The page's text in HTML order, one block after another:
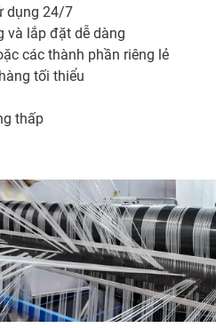
dụng 24/7
và lắp đặt dễ dàng
các thành phần riêng lẻ
tối thiểu
thấp